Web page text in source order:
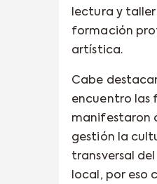
lectura y
formación
artística.
Cabe
encuentro las
manifestaron
gestión la
transversal
local, por eso